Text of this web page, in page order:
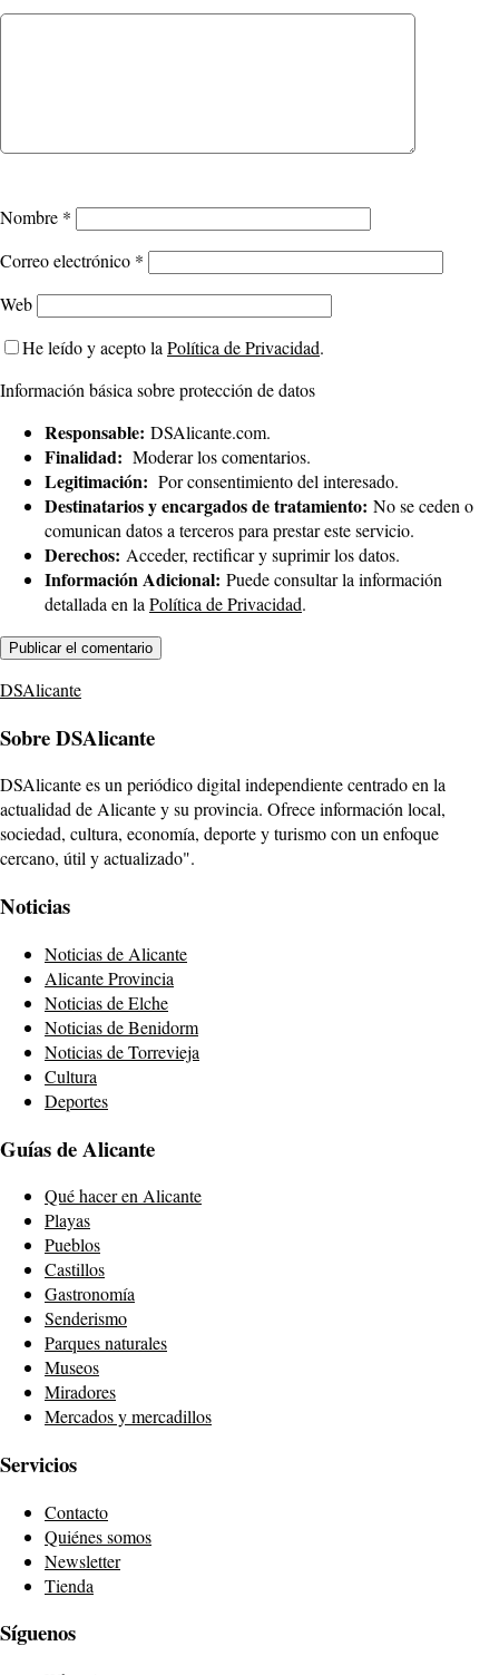
Nombre *
Correo electrónico *
Web
He leído y acepto la Política de Privacidad.
Información básica sobre protección de datos
Responsable: DSAlicante.com.
Finalidad: Moderar los comentarios.
Legitimación: Por consentimiento del interesado.
Destinatarios y encargados de tratamiento: No se ceden o
comunican datos a terceros para prestar este servicio.
Derechos: Acceder, rectificar y suprimir los datos.
Información Adicional: Puede consultar la información
detallada en la Política de Privacidad.
DSAlicante
Sobre DSAlicante
DSAlicante es un periódico digital independiente centrado en la
actualidad de Alicante y su provincia. Ofrece información local,
sociedad, cultura, economía, deporte y turismo con un enfoque
cercano, útil y actualizado".
Noticias
Noticias de Alicante
Alicante Provincia
Noticias de Elche
Noticias de Benidorm
Noticias de Torrevieja
Cultura
Deportes
Guías de Alicante
Qué hacer en Alicante
Playas
Pueblos
Castillos
Gastronomía
Senderismo
Parques naturales
Museos
Miradores
Mercados y mercadillos
Servicios
Contacto
Quiénes somos
Newsletter
Tienda
Síguenos